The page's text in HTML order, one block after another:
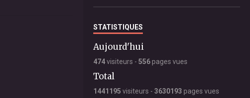
STATISTIQUES
Aujourd'hui
474visiteurs - 556pages vues
Total
1441195 visiteurs - 3630193 pages vues